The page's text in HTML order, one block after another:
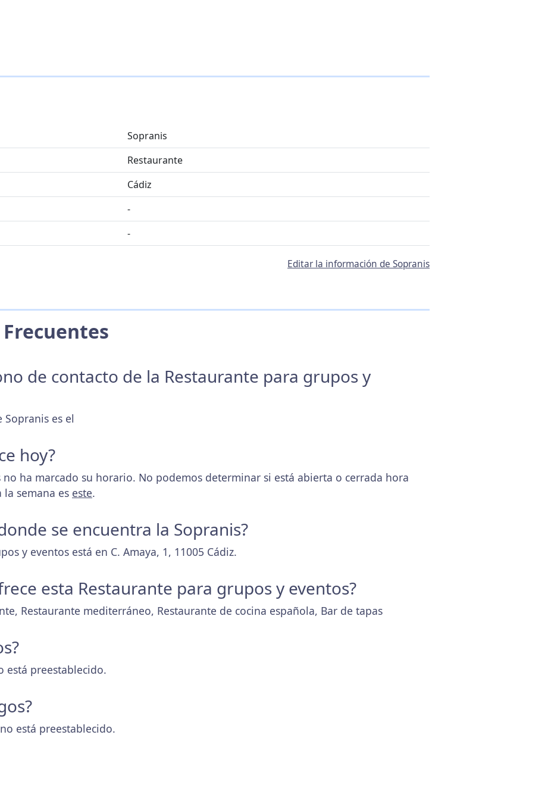
Sopranis
Restaurante
Cádiz
-
-
Editar la información de Sopranis
Frecuentes
de contacto de la Restaurante para grupos y
es el
hoy?
no ha marcado su horario. No podemos determinar si está abierta o cerrada hora
semana es este.
se encuentra la Sopranis?
y eventos está en C. Amaya, 1, 11005 Cádiz.
esta Restaurante para grupos y eventos?
Restaurante mediterráneo, Restaurante de cocina española, Bar de tapas
está preestablecido.
está preestablecido.